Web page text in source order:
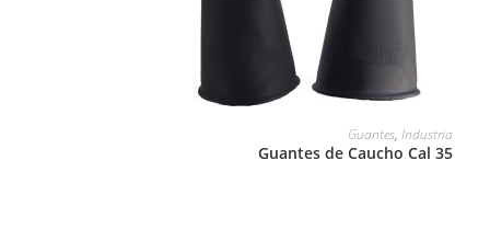
Guantes,Industria
Guantes de Caucho Cal 35